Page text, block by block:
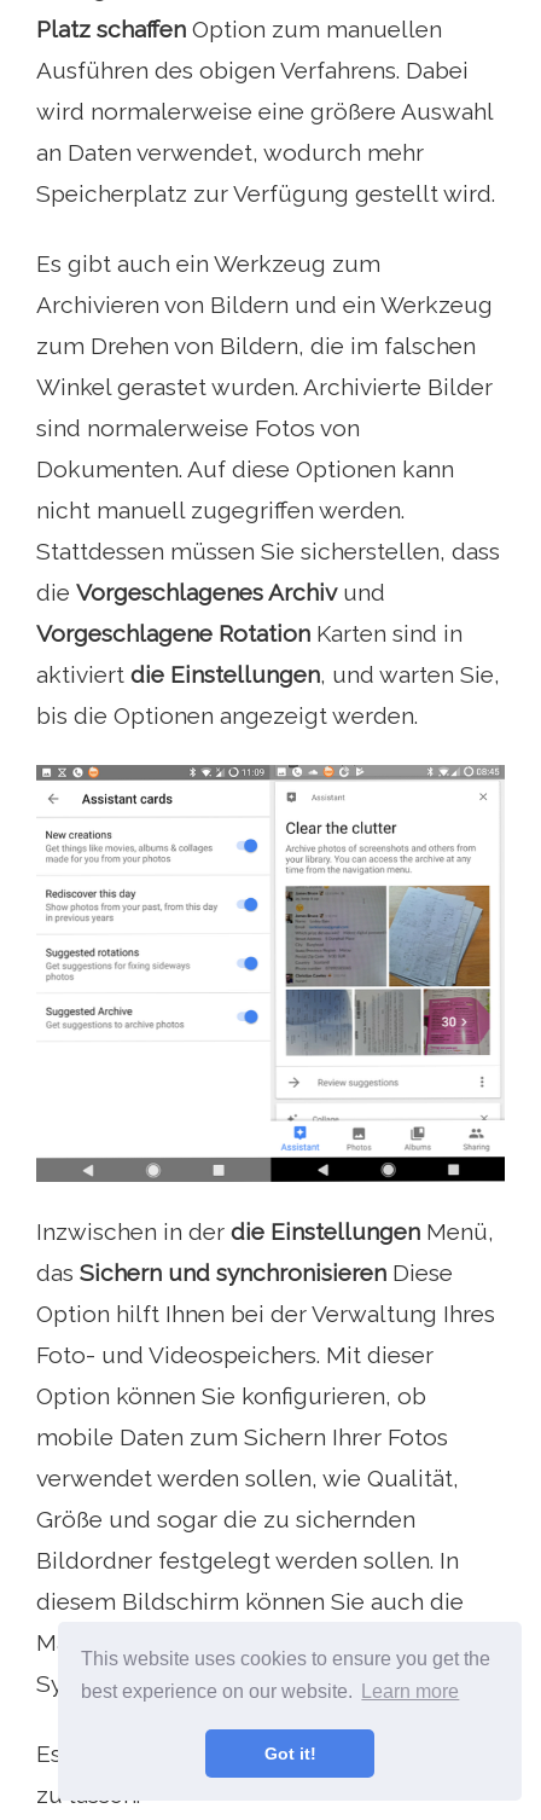
This website uses cookies to ensure you get the
best experience on our website.
Learn more
Got it!
Platz schaffen Option zum manuellen
Ausführen des obigen Verfahrens. Dabei
wird normalerweise eine größere Auswahl
an Daten verwendet, wodurch mehr
Speicherplatz zur Verfügung gestellt wird.
Es gibt auch ein Werkzeug zum
Archivieren von Bildern und ein Werkzeug
zum Drehen von Bildern, die im falschen
Winkel gerastet wurden. Archivierte Bilder
sind normalerweise Fotos von
Dokumenten. Auf diese Optionen kann
nicht manuell zugegriffen werden.
Stattdessen müssen Sie sicherstellen, dass
die Vorgeschlagenes Archivund
Vorgeschlagene Rotation Karten sind in
aktiviert die Einstellungen, und warten Sie,
bis die Optionen angezeigt werden.
Inzwischen in der die Einstellungen Menü,
das Sichern und synchronisieren Diese
Option hilft Ihnen bei der Verwaltung Ihres
Foto- und Videospeichers. Mit dieser
Option können Sie konfigurieren, ob
mobile Daten zum Sichern Ihrer Fotos
verwendet werden sollen, wie Qualität,
Größe und sogar die zu sichernden
Bildordner festgelegt werden sollen. In
diesem Bildschirm können Sie auch die
Master-Option zum Sichern und
Synchronisieren umschalten.
Es ist wahrscheinlich sicherer, es aktiviert
zu lassen.